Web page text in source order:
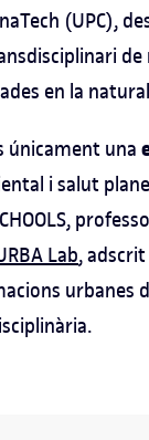
(UPC),
de
en la
únicament una
i salut
Lab,